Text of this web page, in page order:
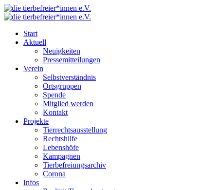
Start
Aktuell
Neuigkeiten
Pressemitteilungen
Verein
Selbstverständnis
Ortsgruppen
Spende
Mitglied werden
Kontakt
Projekte
Tierrechtsausstellung
Rechtshilfe
Lebenshöfe
Kampagnen
Tierbefreiungsarchiv
Corona
Infos